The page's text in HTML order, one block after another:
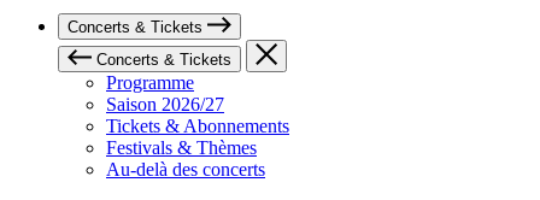
Concerts & Tickets
Concerts & Tickets
Programme
Saison 2026/27
Tickets & Abonnements
Festivals & Thèmes
Au-delà des concerts